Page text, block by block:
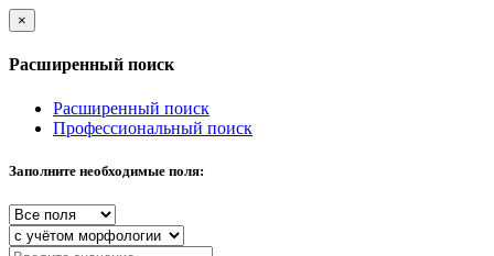
×
Расширенный поиск
Расширенный поиск
Профессиональный поиск
Заполните необходимые поля: